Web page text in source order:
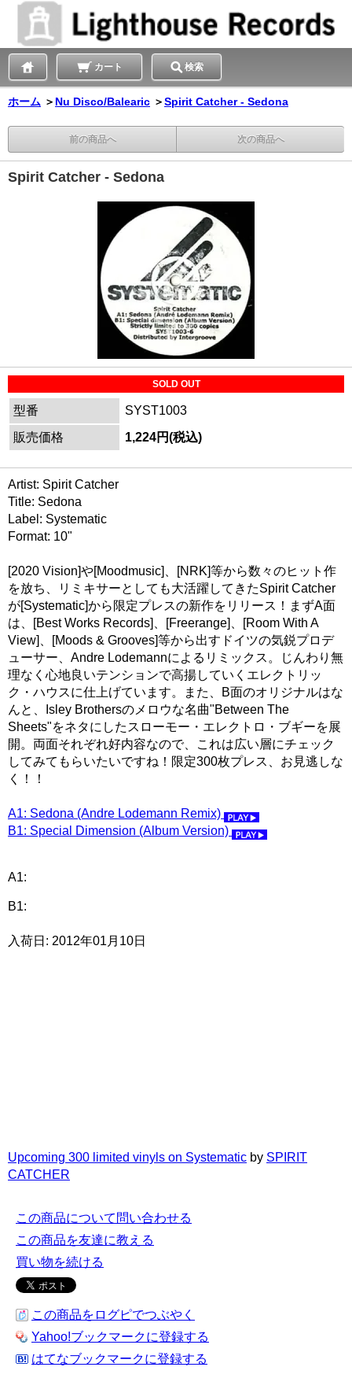
カート 検索
ホーム ＞ Nu Disco/Balearic ＞Spirit Catcher - Sedona
前の商品へ 次の商品へ
Spirit Catcher - Sedona
SOLD OUT
型番
SYST1003
販売価格
1,224円(税込)
Artist: Spirit Catcher
Title: Sedona
Label: Systematic
Format: 10"
[2020 Vision]や[Moodmusic]、[NRK]等から数々のヒット作
を放ち、リミキサーとしても大活躍してきたSpirit Catcher
が[Systematic]から限定プレスの新作をリリース！まずA面
は、[Best Works Records]、[Freerange]、[Room With A
View]、[Moods & Grooves]等から出すドイツの気鋭プロデ
ューサー、Andre Lodemannによるリミックス。じんわり無
理なく心地良いテンションで高揚していくエレクトリッ
ク・ハウスに仕上げています。また、B面のオリジナルはな
んと、Isley Brothersのメロウな名曲"Between The
Sheets"をネタにしたスローモー・エレクトロ・ブギーを展
開。両面それぞれ好内容なので、これは広い層にチェック
してみてもらいたいですね！限定300枚プレス、お見逃しな
く！！
A1: Sedona (Andre Lodemann Remix)
B1: Special Dimension (Album Version)
A1:
B1:
入荷日: 2012年01月10日
Upcoming 300 limited vinyls on Systematic by SPIRIT
CATCHER
この商品について問い合わせる
この商品を友達に教える
買い物を続ける
この商品をログピでつぶやく
Yahoo!ブックマークに登録する
はてなブックマークに登録する